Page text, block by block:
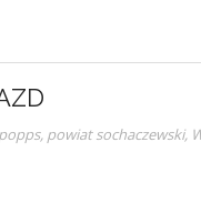
popps, powiat sochaczewski,